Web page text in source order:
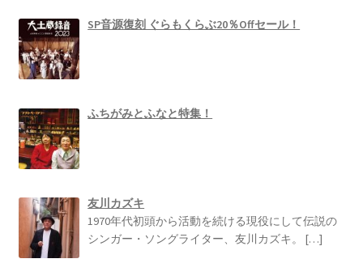
SP音源復刻 ぐらもくらぶ20％Offセール！
ふちがみとふなと特集！
友川カズキ
1970年代初頭から活動を続ける現役にして伝説の
シンガー・ソングライター、友川カズキ。[…]